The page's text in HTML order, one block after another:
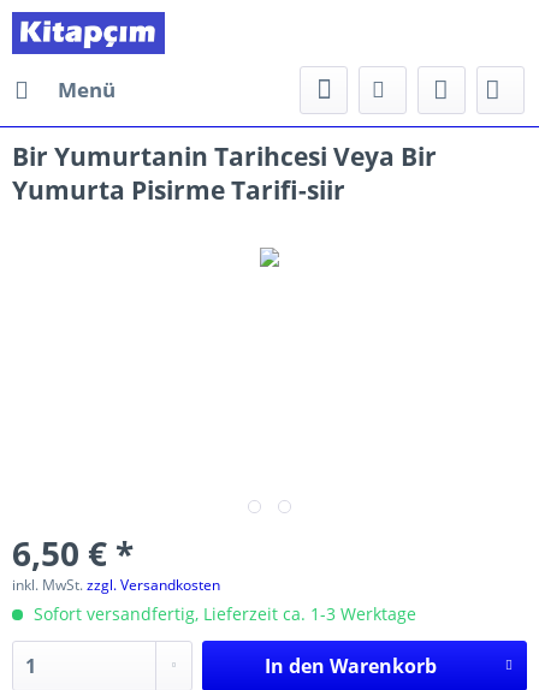
Menü
Bir Yumurtanin Tarihcesi Veya Bir
Yumurta Pisirme Tarifi-siir
6,50 € *
inkl. MwSt.zzgl. Versandkosten
Sofort versandfertig, Lieferzeit ca. 1-3 Werktage
In den Warenkorb